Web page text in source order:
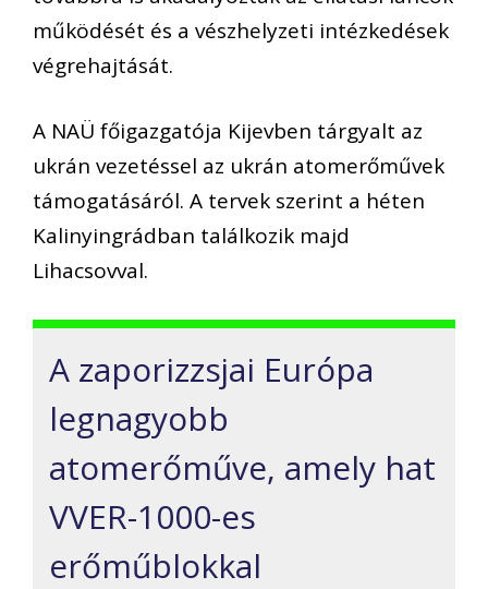
működését és a vészhelyzeti intézkedések
végrehajtását.
A NAÜ főigazgatója Kijevben tárgyalt az
ukrán vezetéssel az ukrán atomerőművek
támogatásáról. A tervek szerint a héten
Kalinyingrádban találkozik majd
Lihacsovval.
A zaporizzsjai Európa
legnagyobb
atomerőműve, amely hat
VVER-1000-es
erőműblokkal